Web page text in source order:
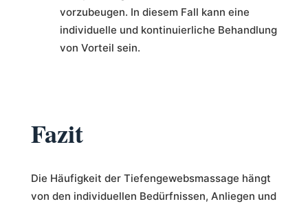
vorzubeugen. In diesem Fall kann eine
individuelle und kontinuierliche Behandlung
von Vorteil sein.
Fazit
Die Häufigkeit der Tiefengewebsmassage hängt
von den individuellen Bedürfnissen, Anliegen und